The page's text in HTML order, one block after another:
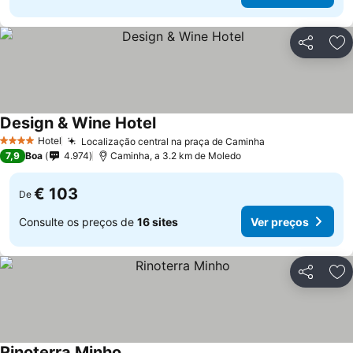
Partilhar
4 EstrelasHotel Localização central na praça de Caminha
Design & Wine Hotel
7,9 Boa 4.974 Caminha, a 3.2 km de Moledo
De € 103
Consulte os preços de 16 sites Ver preços
Partilhar